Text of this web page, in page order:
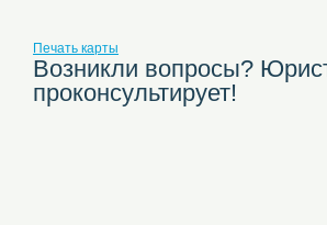
Печать карты
Возникли вопросы?
проконсультирует!